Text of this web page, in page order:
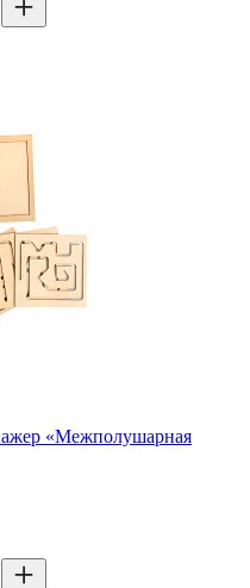
«Межполушарная